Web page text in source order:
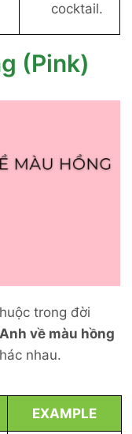
cocktail.
(Pink)
trong đời
về màu hồng
nhau.
EXAMPLE